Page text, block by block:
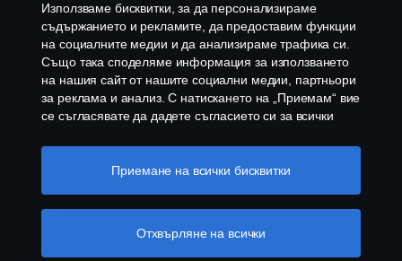
Политика за бисквитки
Настройки на бисквитките
Скания България ЕООД, 1186 София, с. Герман,
ул. Манастирска воденица №5, Тел.+359 2 970
Използваме бисквитки, за да персонализираме
съдържанието и рекламите, да предоставим функции
на социалните медии и да анализираме трафика си.
Също така споделяме информация за използването
на нашия сайт от нашите социални медии, партньори
за реклама и анализ. С натискането на „Приемам“ вие
се съгласявате да дадете съгласието си за всички
споделя. Можете също така да управлявате своите
бисквитки, като щракнете върху „Настройки на
който можете да намерите, като щракнете върху
Отхвърляне на всички
Приемане на всички бисквитки